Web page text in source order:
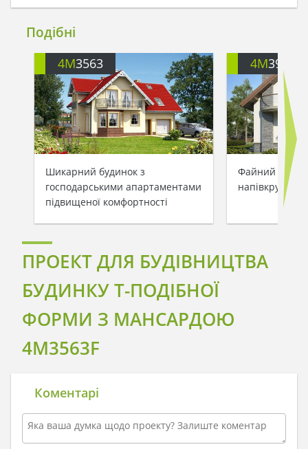
Подібні
4M3563
Шикарний будинок з
господарськими апартаментами
підвищеної комфортності
4M391
Файний
ПРОЕКТ ДЛЯ БУДІВНИЦТВА
БУДИНКУ Т-ПОДІБНОЇ
ФОРМИ З МАНСАРДОЮ
4M3563F
Коментарі